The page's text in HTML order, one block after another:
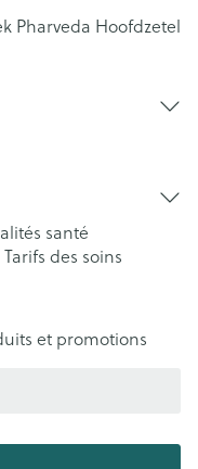
Pharveda Hoofdzetel
santé
Tarifs des soins
et promotions